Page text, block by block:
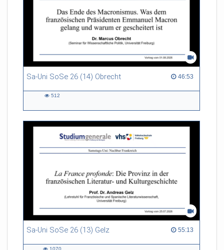
Sa-Uni SoSe 26 (14) Obrecht 46:53
46:53 duration
512
Sa-Uni SoSe 26 (13) Gelz 55:13
55:13 duration